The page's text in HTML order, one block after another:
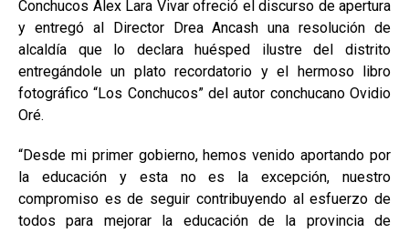
Conchucos Alex Lara Vivar ofreció el discurso de apertura
y entregó al Director Drea Ancash una resolución de
alcaldía que lo declara huésped ilustre del distrito
entregándole un plato recordatorio y el hermoso libro
fotográfico “Los Conchucos” del autor conchucano Ovidio
Oré.
“Desde mi primer gobierno, hemos venido aportando por
la educación y esta no es la excepción, nuestro
compromiso es de seguir contribuyendo al esfuerzo de
todos para mejorar la educación de la provincia de